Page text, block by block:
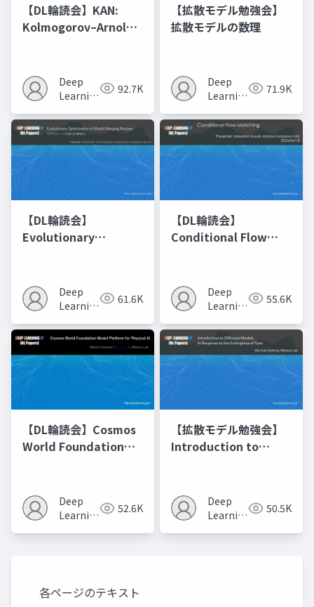
【DL輪読会】KAN:
Kolmogorov–Arnold
Deep
Learning
92.7K
【拡散モデル勉強会】
拡散モデルの数理
Deep
Learning
71.9K
【DL輪読会】
Evolutionary
Recipes モデルマージ
の進化的最適化
Deep
Learning
61.6K
【DL輪読会】
Conditional Flow
Deep
Learning
55.6K
【DL輪読会】Cosmos
World Foundation
Deep
Learning
52.6K
【拡散モデル勉強会】
Introduction to
Deep
Learning
50.5K
各ページのテキスト